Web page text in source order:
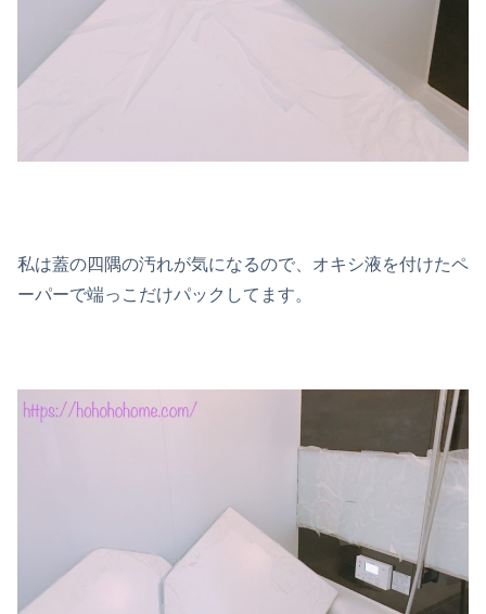
私は蓋の四隅の汚れが気になるので、オキシ液を付けたペ
ーパーで端っこだけパックしてます。